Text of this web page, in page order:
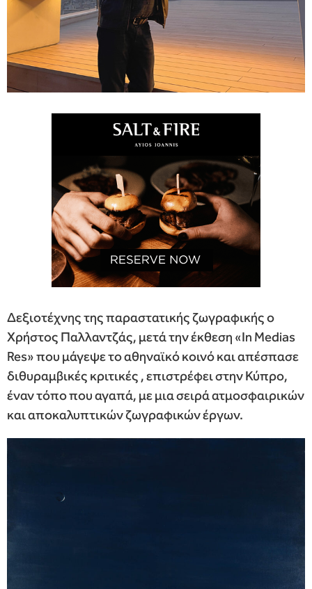
Δεξιοτέχνης της παραστατικής ζωγραφικής ο
Χρήστος Παλλαντζάς, μετά την έκθεση «In Medias
Res» που μάγεψε το αθηναϊκό κοινό και απέσπασε
διθυραμβικές κριτικές , επιστρέφει στην Κύπρο,
έναν τόπο που αγαπά, με μια σειρά ατμοσφαιρικών
και αποκαλυπτικών ζωγραφικών έργων.